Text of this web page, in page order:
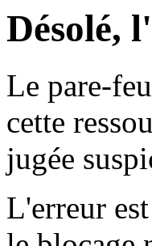
Désolé,
Le pare-
cette
jugée
L'erreur